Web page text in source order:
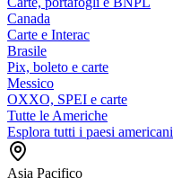
Canada
Carte e Interac
Brasile
Pix, boleto e carte
Messico
OXXO, SPEI e carte
Tutte le Americhe
Esplora tutti i paesi americani
Asia Pacifico